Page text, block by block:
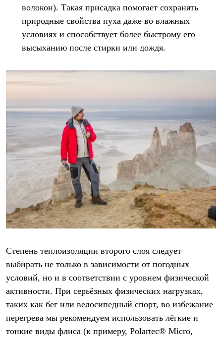
волокон). Такая присадка помогает сохранять
природные свойства пуха даже во влажных
условиях и способствует более быстрому его
высыханию после стирки или дождя.
Степень теплоизоляции второго слоя следует
выбирать не только в зависимости от погодных
условий, но и в соответствии с уровнем физической
активности. При серьёзных физических нагрузках,
таких как бег или велосипедный спорт, во избежание
перегрева мы рекомендуем использовать лёгкие и
тонкие виды флиса (к примеру, Polartec® Micro,